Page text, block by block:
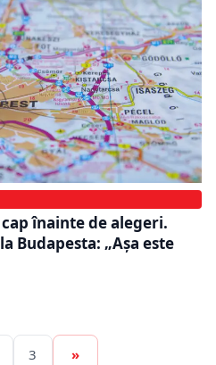
înainte de alegeri.
Budapesta: „Așa este
3 »